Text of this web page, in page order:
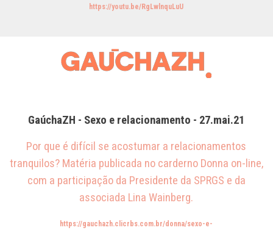
https://youtu.be/RgLwlnquLuU
GaúchaZH - Sexo e relacionamento - 27.mai.21
Por que é difícil se acostumar a relacionamentos
tranquilos? Matéria publicada no carderno Donna on-line,
com a participação da Presidente da SPRGS e da
associada Lina Wainberg.
https://gauchazh.clicrbs.com.br/donna/sexo-e-